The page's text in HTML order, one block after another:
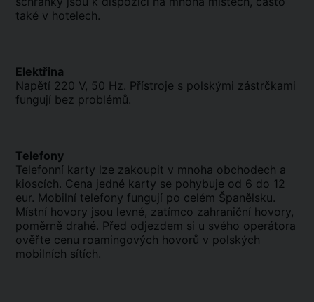
také v hotelech.
Elektřina
Napětí 220 V, 50 Hz. Přístroje s polskými zástrčkami
fungují bez problémů.
Telefony
Telefonní karty lze zakoupit v mnoha obchodech a
kioscích. Cena jedné karty se pohybuje od 6 do 12
eur. Mobilní telefony fungují po celém Španělsku.
Místní hovory jsou levné, zatímco zahraniční hovory,
poměrně drahé. Před odjezdem si u svého operátora
ověřte cenu roamingových hovorů v polských
mobilních sítích.